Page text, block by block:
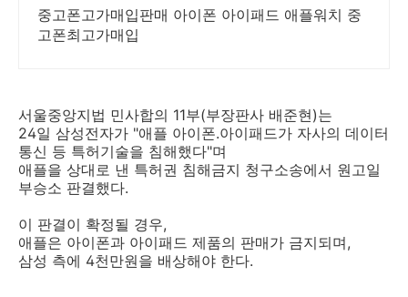
중고폰고가매입판매 아이폰 아이패드 애플워치 중
고폰최고가매입
서울중앙지법 민사합의 11부(부장판사 배준현)는
24일 삼성전자가 "애플 아이폰.아이패드가 자사의 데이터
통신 등 특허기술을 침해했다"며
애플을 상대로 낸 특허권 침해금지 청구소송에서 원고일
부승소 판결했다.
이 판결이 확정될 경우,
애플은 아이폰과 아이패드 제품의 판매가 금지되며,
삼성 측에 4천만원을 배상해야 한다.